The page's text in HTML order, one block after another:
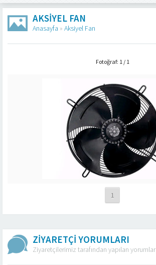
AKSIYEL FAN
Anasayfa » Aksiyel Fan
Fotoğraf: 1 / 1
1
ZİYARETÇİ YORUMLARI
Ziyaretçilerimiz tarafından yapılan yorumlar